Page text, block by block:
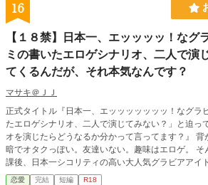
16
【１８禁】日本一、エッッッッ！なグ
ミの書いたエロゲシナリオ、二人で演
てくるんだが、それ本気なんです？
マサキ＠ＪＪ
正式タイトル『日本一、エッッッッッッッ！なグラ
たエロゲシナリオ、二人で演じてみない？」と迫っ
オを演じたらどうなるか分かって言ってます？』 背が小さくて細身。普段は根
暗でオタクっぽい。友達いない。趣味はエロゲ。
課後、日本一シコリティの高い大人気グラビアアイ
呼び出された。 「育巳くんってエロゲライターのイ
恋愛 完結 短編 R18